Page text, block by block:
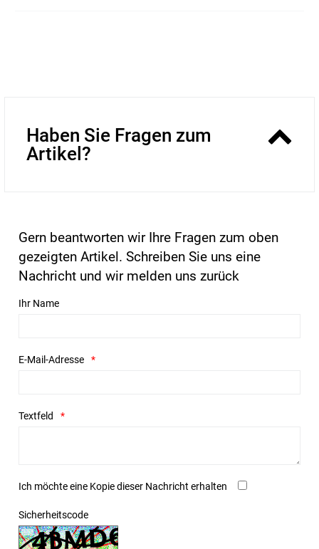
Haben Sie Fragen zum
Artikel?
Gern beantworten wir Ihre Fragen zum oben
gezeigten Artikel. Schreiben Sie uns eine
Nachricht und wir melden uns zurück
Ihr Name
E-Mail-Adresse
Textfeld
Ich möchte eine Kopie dieser Nachricht erhalten
Sicherheitscode